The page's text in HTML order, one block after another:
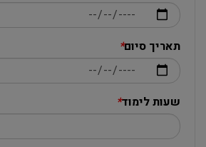
תאריך סיום*
שעות לימוד*